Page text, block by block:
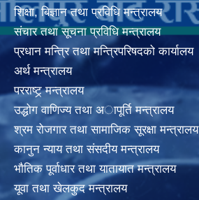
शिक्षा, बिज्ञान तथा प्रविधि मन्त्रालय
संचार तथा सूचना प्रविधि मन्त्रालय
प्रधान मन्त्रि तथा मन्त्रिपरिषदको कार्यालय
अर्थ मन्त्रालय
परराष्ट्र् मन्त्रालय
उद्धोग वाणिज्य तथा अापूर्ति मन्त्रालय
श्रम रोजगार तथा सामाजिक सूरक्षा मन्त्रालय
कानुन न्याय तथा संसदीय मन्त्रालय
भाैतिक पूर्वाधार तथा यातायात मन्त्रालय
यूवा तथा खेलकुद मन्त्रालय